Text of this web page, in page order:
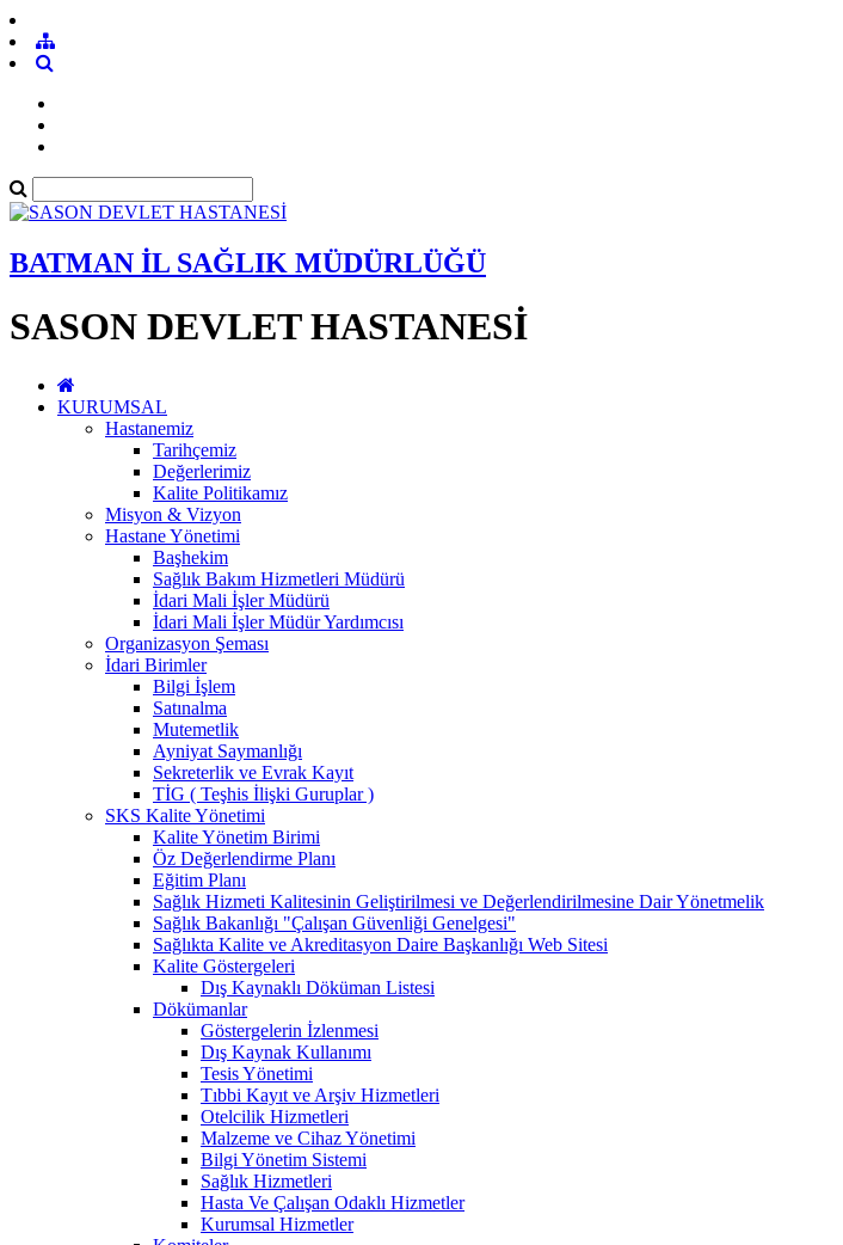
BATMAN İL SAĞLIK MÜDÜRLÜĞÜ
SASON DEVLET HASTANESİ
KURUMSAL
Hastanemiz
Tarihçemiz
Değerlerimiz
Kalite Politikamız
Misyon & Vizyon
Hastane Yönetimi
Başhekim
Sağlık Bakım Hizmetleri Müdürü
İdari Mali İşler Müdürü
İdari Mali İşler Müdür Yardımcısı
Organizasyon Şeması
İdari Birimler
Bilgi İşlem
Satınalma
Mutemetlik
Ayniyat Saymanlığı
Sekreterlik ve Evrak Kayıt
TİG ( Teşhis İlişki Guruplar )
SKS Kalite Yönetimi
Kalite Yönetim Birimi
Öz Değerlendirme Planı
Eğitim Planı
Sağlık Hizmeti Kalitesinin Geliştirilmesi ve Değerlendirilmesine Dair Yönetmelik
Sağlık Bakanlığı "Çalışan Güvenliği Genelgesi"
Sağlıkta Kalite ve Akreditasyon Daire Başkanlığı Web Sitesi
Kalite Göstergeleri
Dış Kaynaklı Döküman Listesi
Dökümanlar
Göstergelerin İzlenmesi
Dış Kaynak Kullanımı
Tesis Yönetimi
Tıbbi Kayıt ve Arşiv Hizmetleri
Otelcilik Hizmetleri
Malzeme ve Cihaz Yönetimi
Bilgi Yönetim Sistemi
Sağlık Hizmetleri
Hasta Ve Çalışan Odaklı Hizmetler
Kurumsal Hizmetler